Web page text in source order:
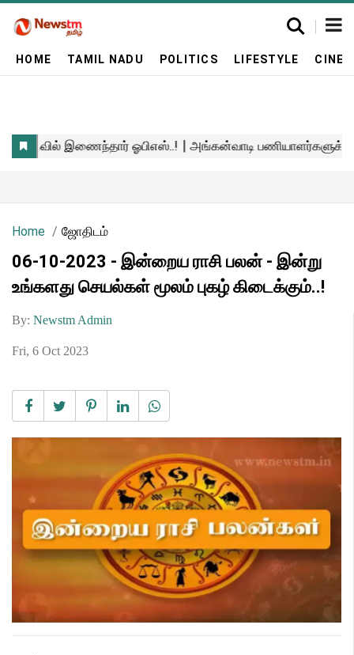
HOME TAMIL NADU POLITICS LIFESTYLE
Home ஜோதிடம்
06-10-2023 - இன்றைய ராசி பலன் - இன்று
உங்களது செயல்கள் மூலம் புகழ் கிடைக்கும்..!
By: Newstm Admin
Fri, 6 Oct 2023